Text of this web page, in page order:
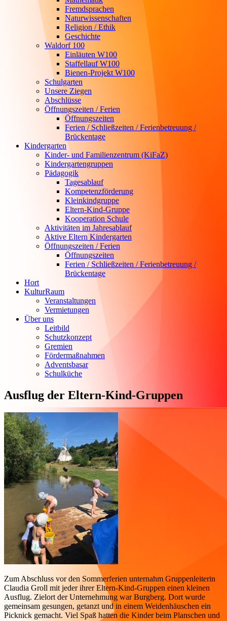
Fremdsprachen
Naturwissenschaften
Religion / Ethik
Geschichte
Waldorf 100
Einläuten W100
Staffellauf W100
Bienen-Projekt W100
Schulgarten
Unsere Ziegen
Abschlüsse
Öffnungszeiten / Ferien
Öffnungszeiten
Ferien / Schließzeiten / Ferienbetreuung /
Brückentage
Kindergarten
Kinder- und Familienzentrum (KiFaZ)
Kindergartengruppen
Pädagogik
Tagesablauf
Kompetenzförderung
Kleinkindgruppe
Eltern-Kind-Gruppe
Kooperation Schule
Aktivitäten im Jahresablauf
Aktive Eltern Kindergarten
Öffnungszeiten / Ferien
Öffnungszeiten
Ferien / Schließzeiten / Ferienbetreuung /
Brückentage
Hort
KulturRaum
Veranstaltungen
Vermietungen
Über uns
Leitbild
Schutzkonzept
Gremien
Fördermaßnahmen
Adventsbasar
Schulküche
Ausflug der Eltern-Kind-Gruppen
Zum Abschluss vor den Sommerferien unternahm Gruppenleiterin
Claudia Groll mit jeder ihrer Eltern-Kind-Gruppen einen kleinen
Ausflug. Zielort der Unternehmung war Burgberg. Dort wurde
gemeinsam gesungen, getanzt und in einem Weidenhäuschen ein
Picknick gemacht. Viel Spaß hatten die Kinder beim Planschen und